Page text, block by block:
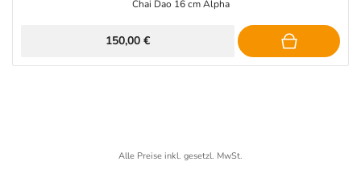
Chai Dao 16 cm Alpha
150,00 €
Alle Preise inkl. gesetzl. MwSt.